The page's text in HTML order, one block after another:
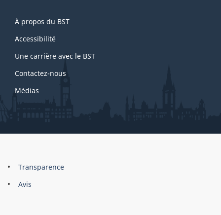
this
site
À propos du BST
Accessibilité
Une carrière avec le BST
Contactez-nous
Médias
About
this
Brand
Transparence
Avis